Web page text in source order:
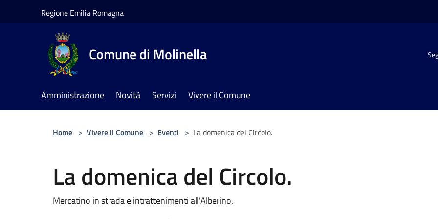
Regione Emilia Romagna
Comune di Molinella
Amministrazione Novità Servizi Vivere il Comune
Home > Vivere il Comune > Eventi > La domenica del Circolo.
La domenica del Circolo.
Mercatino in strada e intrattenimenti all'Alberino.